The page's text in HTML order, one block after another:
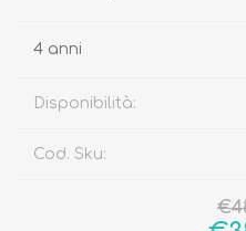
4 anni
Disponibilità:
Cod. Sku: